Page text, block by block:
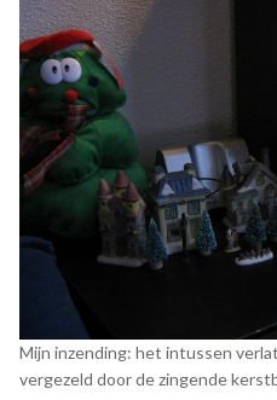
Mijn inzending: het intussen
vergezeld door de zingende